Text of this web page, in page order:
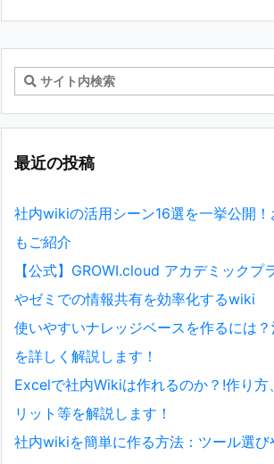
最近の投稿
社内wikiの活用シーン16選を一挙公開
もご紹介
【公式】GROWI.cloud アカデミックプ
やゼミでの情報共有を効率化するwiki
使いやすいナレッジベースを作るには
を詳しく解説します！
Excelで社内Wikiは作れるのか？!作り方
リット等を解説します！
社内wikiを簡単に作る方法：ツール選び